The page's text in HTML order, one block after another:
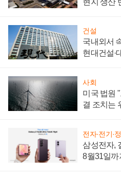
건설
국내외서
현대건설·
사회
미국 법원
결 조치는
전자·전기·
삼성전자,
8월31일까